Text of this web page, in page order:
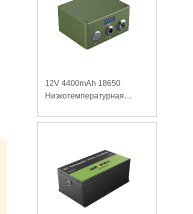
12V 4400mAh 18650
Низкотемпературная
усиленного источника